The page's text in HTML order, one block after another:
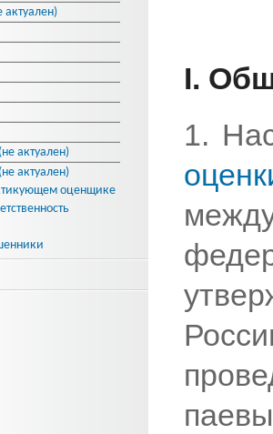
I.
1.
актуален)
актуален)
оценщике